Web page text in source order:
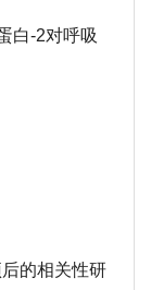
白-2对呼吸
的相关性研